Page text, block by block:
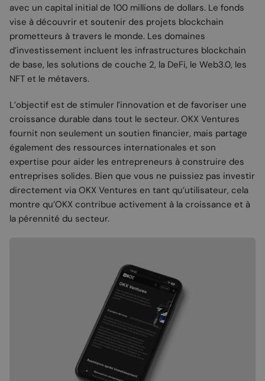
avec un capital initial de 100 millions de dollars. Le fonds
vise à découvrir et soutenir des projets blockchain
prometteurs à travers le monde. Les domaines
d’investissement incluent les infrastructures blockchain
de base, les solutions de couche 2, la DeFi, le Web3.0, les
NFT et le métavers.
L’objectif est de stimuler l’innovation et de favoriser une
croissance durable dans tout le secteur. OKX Ventures
fournit non seulement un soutien financier, mais partage
également des ressources internationales et son
expertise pour aider les entrepreneurs à construire des
entreprises solides. Bien que vous ne puissiez pas investir
directement via OKX Ventures en tant qu’utilisateur, cela
montre qu’OKX contribue activement à la croissance et à
la pérennité du secteur.